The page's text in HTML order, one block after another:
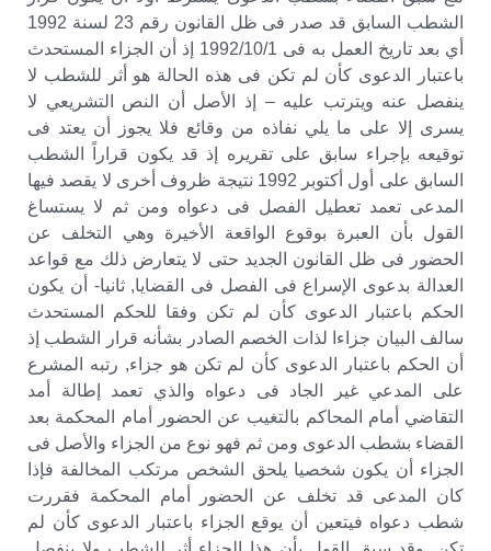
الشطب السابق قد صدر فى ظل القانون رقم 23 لسنة 1992
أي بعد تاريخ العمل به فى 1992/10/1 إذ أن الجزاء المستحدث
باعتبار الدعوى كأن لم تكن فى هذه الحالة هو أثر للشطب لا
ينفصل عنه ويترتب عليه – إذ الأصل أن النص التشريعي لا
يسرى إلا على ما يلي نفاذه من وقائع فلا يجوز أن يعتد فى
توقيعه بإجراء سابق على تقريره إذ قد يكون قراراً الشطب
السابق على أول أكتوبر 1992 نتيجة ظروف أخرى لا يقصد فيها
المدعى تعمد تعطيل الفصل فى دعواه ومن ثم لا يستساغ
القول بأن العبرة بوقوع الواقعة الأخيرة وهي التخلف عن
الحضور فى ظل القانون الجديد حتى لا يتعارض ذلك مع قواعد
العدالة بدعوى الإسراع فى الفصل فى القضايا, ثانيا- أن يكون
الحكم باعتبار الدعوى كأن لم تكن وفقا للحكم المستحدث
سالف البيان جزاءا لذات الخصم الصادر بشأنه قرار الشطب إذ
أن الحكم باعتبار الدعوى كأن لم تكن هو جزاء, رتبه المشرع
على المدعي غير الجاد فى دعواه والذي تعمد إطالة أمد
التقاضي أمام المحاكم بالتغيب عن الحضور أمام المحكمة بعد
القضاء بشطب الدعوى ومن ثم فهو نوع من الجزاء والأصل فى
الجزاء أن يكون شخصيا يلحق الشخص مرتكب المخالفة فإذا
كان المدعى قد تخلف عن الحضور أمام المحكمة فقررت
شطب دعواه فيتعين أن يوقع الجزاء باعتبار الدعوى كأن لم